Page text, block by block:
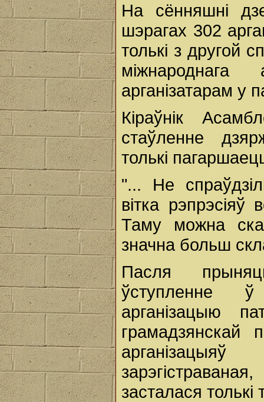
На сённяшні
шэрагах 302
толькі з другой
міжнароднага
арганізатарам у
Кіраўнік
стаўленне
толькі
"... Не
вітка
Таму можна
значна больш
Пасля
ўступленне ў
арганізацыю
грамадзянскай
засталася